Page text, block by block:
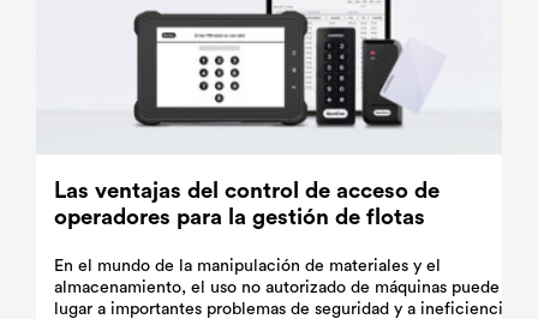
Las ventajas del control de acceso de
operadores para la gestión de flotas
En el mundo de la manipulación de materiales y el
almacenamiento, el uso no autorizado de máquinas puede dar
lugar a importantes problemas de seguridad y a ineficiencias